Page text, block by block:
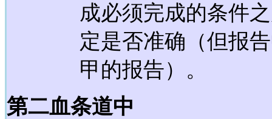
成必须完成的条件
定是否准确（但报
甲的报告）。
第二血条道中